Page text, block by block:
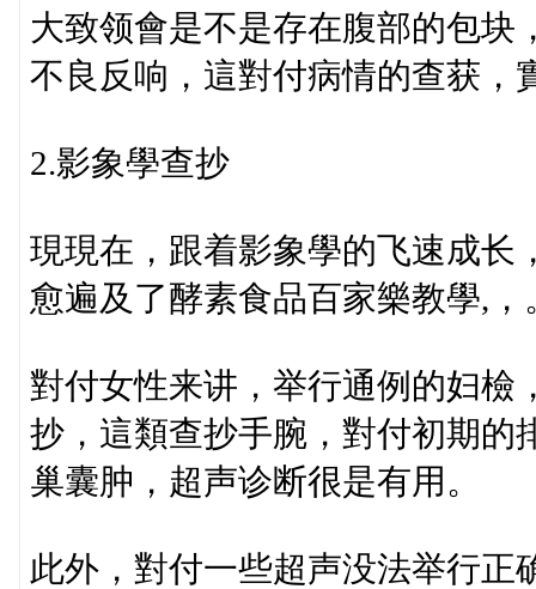
大致领會是不是存在腹部的包块
不良反响，這對付病情的查获，
2.影象學查抄
現現在，跟着影象學的飞速成长
愈遍及了酵素食品百家樂教學,，
對付女性来讲，举行通例的妇檢
抄，這類查抄手腕，對付初期的
巢囊肿，超声诊断很是有用。
此外，對付一些超声没法举行正